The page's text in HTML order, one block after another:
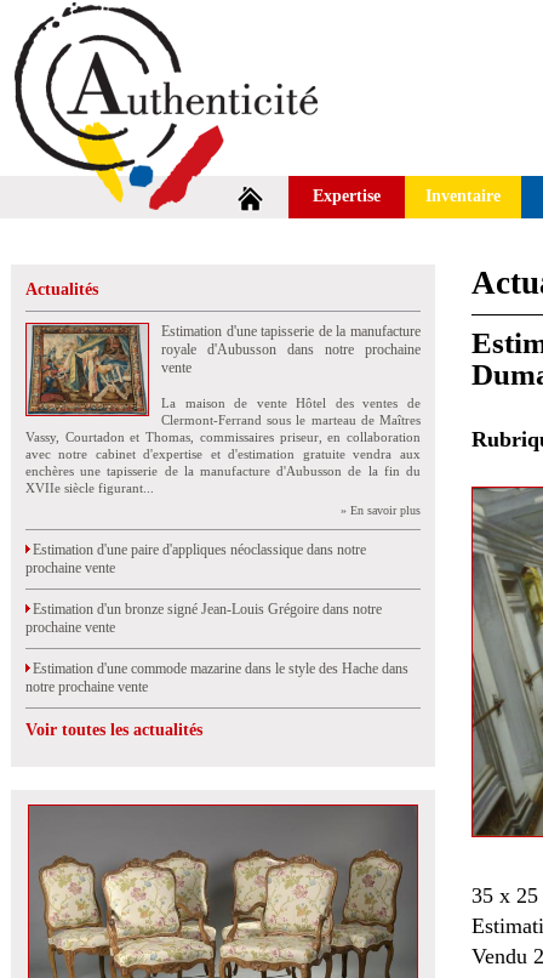
Expertise Inventaire
Actualités
Estimation d'une tapisserie de la manufacture
royale d'Aubusson dans notre prochaine
vente
La maison de vente Hôtel des ventes de
Clermont-Ferrand sous le marteau de Maîtres
Vassy, Courtadon et Thomas, commissaires priseur, en collaboration
avec notre cabinet d'expertise et d'estimation gratuite vendra aux
enchères une tapisserie de la manufacture d'Aubusson de la fin du
XVIIe siècle figurant...
» En savoir plus
Estimation d'une paire d'appliques néoclassique dans notre
prochaine vente
Estimation d'un bronze signé Jean-Louis Grégoire dans notre
prochaine vente
Estimation d'une commode mazarine dans le style des Hache dans
notre prochaine vente
Voir toutes les actualités
35 x
Vendu